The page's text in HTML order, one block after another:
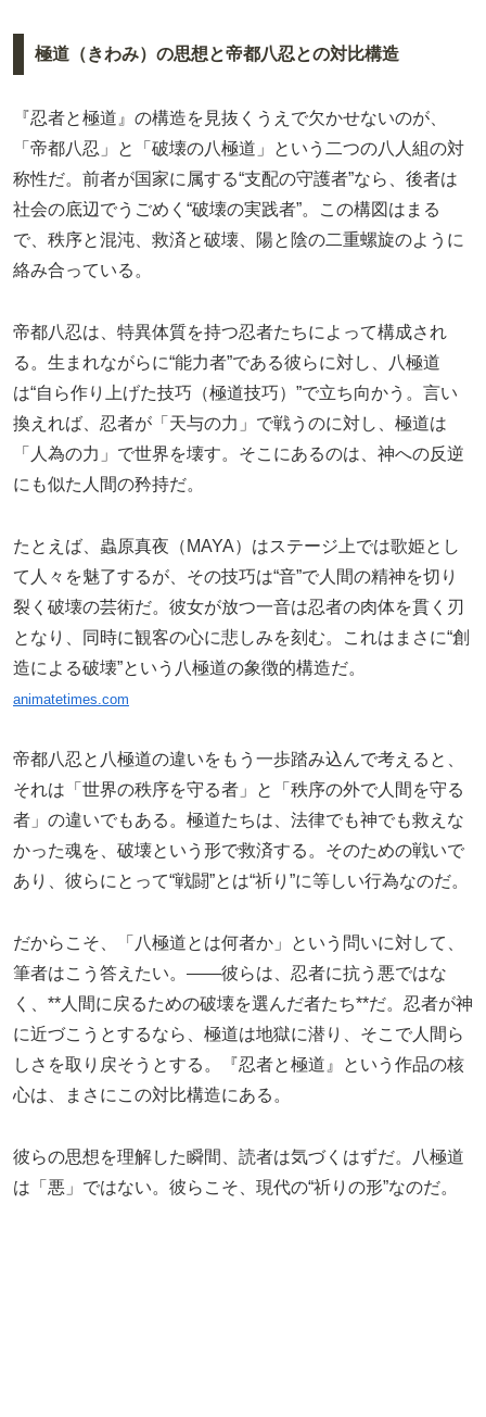
極道（きわみ）の思想と帝都八忍との対比構造
『忍者と極道』の構造を見抜くうえで欠かせないのが、
「帝都八忍」と「破壊の八極道」という二つの八人組の対
称性だ。前者が国家に属する“支配の守護者”なら、後者は
社会の底辺でうごめく“破壊の実践者”。この構図はまる
で、秩序と混沌、救済と破壊、陽と陰の二重螺旋のように
絡み合っている。
帝都八忍は、特異体質を持つ忍者たちによって構成され
る。生まれながらに“能力者”である彼らに対し、八極道
は“自ら作り上げた技巧（極道技巧）”で立ち向かう。言い
換えれば、忍者が「天与の力」で戦うのに対し、極道は
「人為の力」で世界を壊す。そこにあるのは、神への反逆
にも似た人間の矜持だ。
たとえば、蟲原真夜（MAYA）はステージ上では歌姫とし
て人々を魅了するが、その技巧は“音”で人間の精神を切り
裂く破壊の芸術だ。彼女が放つ一音は忍者の肉体を貫く刃
となり、同時に観客の心に悲しみを刻む。これはまさに“創
造による破壊”という八極道の象徴的構造だ。
animatetimes.com
帝都八忍と八極道の違いをもう一歩踏み込んで考えると、
それは「世界の秩序を守る者」と「秩序の外で人間を守る
者」の違いでもある。極道たちは、法律でも神でも救えな
かった魂を、破壊という形で救済する。そのための戦いで
あり、彼らにとって“戦闘”とは“祈り”に等しい行為なのだ。
だからこそ、「八極道とは何者か」という問いに対して、
筆者はこう答えたい。――彼らは、忍者に抗う悪ではな
く、**人間に戻るための破壊を選んだ者たち**だ。忍者が神
に近づこうとするなら、極道は地獄に潜り、そこで人間ら
しさを取り戻そうとする。『忍者と極道』という作品の核
心は、まさにこの対比構造にある。
彼らの思想を理解した瞬間、読者は気づくはずだ。八極道
は「悪」ではない。彼らこそ、現代の“祈りの形”なのだ。